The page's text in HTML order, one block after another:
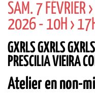
SAM. 7 FÉVRIER
2026 - 10H ›
GXRLS GXRLS
PRESCILIA VIEIRA
Atelier en non-